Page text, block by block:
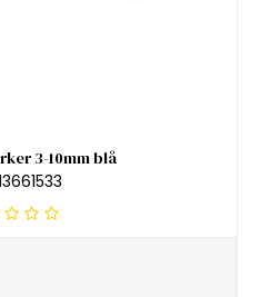
3-10mm blå